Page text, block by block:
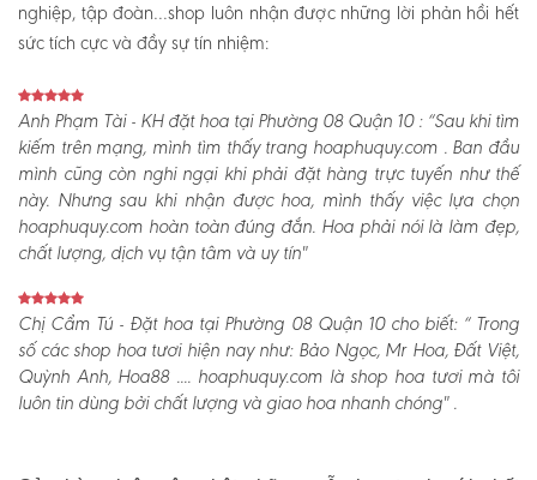
nghiệp, tập đoàn…shop luôn nhận được những lời phản hồi hết
sức tích cực và đầy sự tín nhiệm:
Anh Phạm Tài - KH đặt hoa tại Phường 08 Quận 10 :“Sau khi tìm
kiếm trên mạng, mình tìm thấy trang hoaphuquy.com . Ban đầu
mình cũng còn nghi ngại khi phải đặt hàng trực tuyến như thế
này. Nhưng sau khi nhận được hoa, mình thấy việc lựa chọn
hoaphuquy.com hoàn toàn đúng đắn. Hoa phải nói là làm đẹp,
chất lượng, dịch vụ tận tâm và uy tín"
Chị Cẩm Tú - Đặt hoa tại Phường 08 Quận 10 cho biết:“ Trong
số các shop hoa tươi hiện nay như: Bảo Ngọc, Mr Hoa, Đất Việt,
Quỳnh Anh, Hoa88 .... hoaphuquy.com là shop hoa tươi mà tôi
luôn tin dùng bởi chất lượng và giao hoa nhanh chóng" .